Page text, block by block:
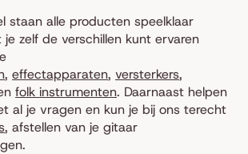
staan alle producten speelklaar
zelf de verschillen kunt ervaren
, effectapparaten, versterkers,
folk instrumenten. Daarnaast helpen
al je vragen en kun je bij ons terecht
, afstellen van je gitaar